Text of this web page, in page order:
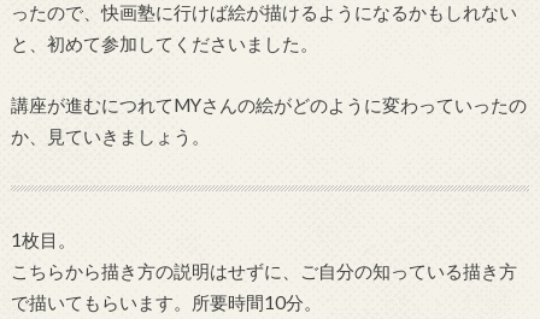
ったので、快画塾に行けば絵が描けるようになるかもしれない
と、初めて参加してくださいました。
講座が進むにつれてMYさんの絵がどのように変わっていったの
か、見ていきましょう。
1枚目。
こちらから描き方の説明はせずに、ご自分の知っている描き方
で描いてもらいます。所要時間10分。